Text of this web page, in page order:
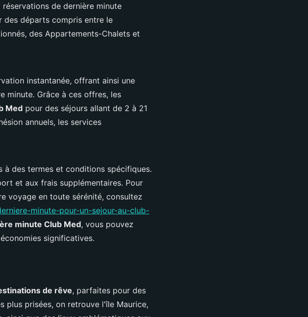
de dernière minute
départs compris entre le
des Appartements-Chalets et
instantanée, offrant ainsi une
minute. Grâce à ces offres, les
Med pour des séjours allant de 2 à 21
annuels, les services
des termes et conditions spécifiques.
et aux frais supplémentaires. Pour
voyage en toute sérénité, consultez
minute-pour-un-sejour-au-club-
minute Club Med, vous pouvez
significatives.
de rêve, parfaites pour des
plus prisées, on retrouve l'île Maurice,